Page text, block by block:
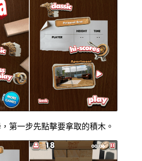
第一步先點擊要拿取的積木。